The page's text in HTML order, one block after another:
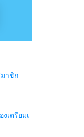
มาชิก
เตรียมเ